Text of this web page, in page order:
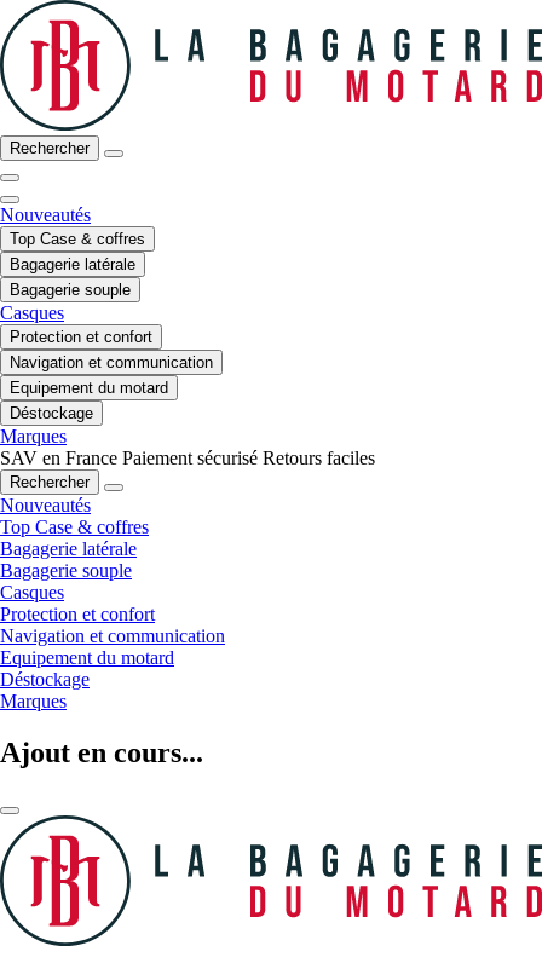
Rechercher
Nouveautés
Top Case & coffres
Bagagerie latérale
Bagagerie souple
Casques
Protection et confort
Navigation et communication
Equipement du motard
Déstockage
Marques
SAV en France Paiement sécurisé Retours faciles
Rechercher
Nouveautés
Top Case & coffres
Bagagerie latérale
Bagagerie souple
Casques
Protection et confort
Navigation et communication
Equipement du motard
Déstockage
Marques
Ajout en cours...